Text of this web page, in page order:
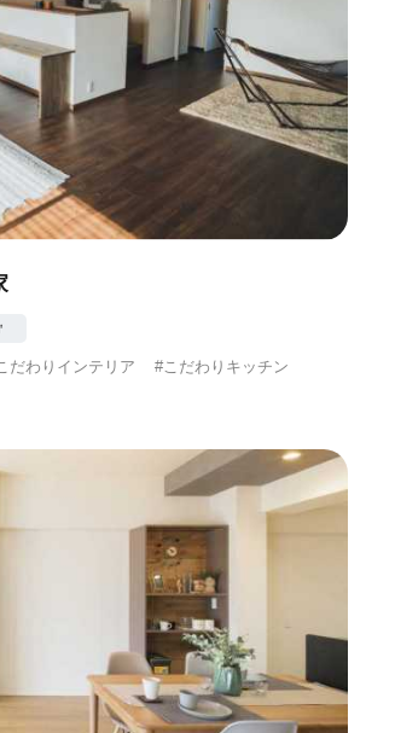
だわりインテリア
#こだわりキッチン